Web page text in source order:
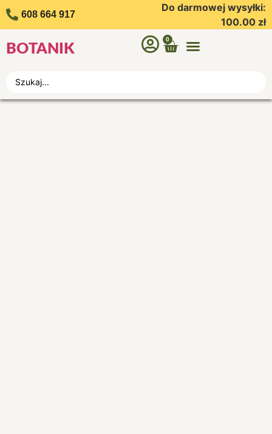
608 664 917
Do darmowej wysyłki:
100.00 zł
BOTANIK
0